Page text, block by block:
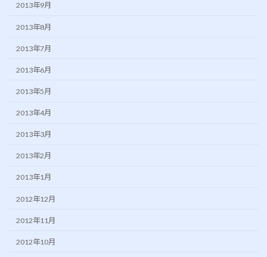
2013年9月
2013年8月
2013年7月
2013年6月
2013年5月
2013年4月
2013年3月
2013年2月
2013年1月
2012年12月
2012年11月
2012年10月